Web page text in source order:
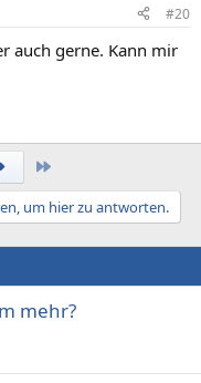
#20
auch gerne. Kann mir
um hier zu antworten.
mehr?